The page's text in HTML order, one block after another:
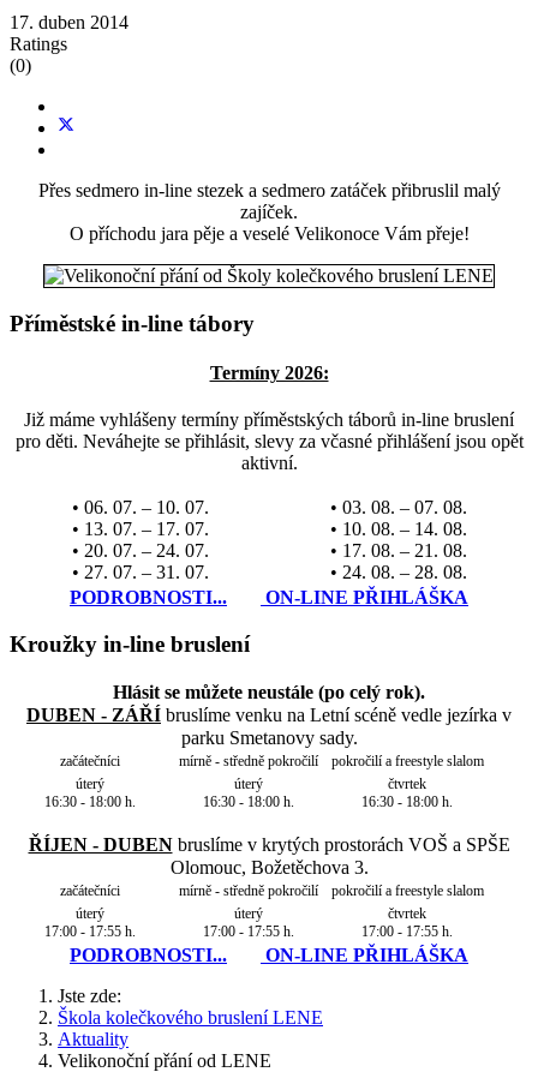
17. duben 2014
Ratings
(0)
Přes sedmero in-line stezek a sedmero zatáček přibruslil malý
zajíček.
O příchodu jara pěje a veselé Velikonoce Vám přeje!
Příměstské in-line tábory
Termíny 2026:
Již máme vyhlášeny termíny příměstských táborů in-line bruslení
pro děti. Neváhejte se přihlásit, slevy za včasné přihlášení jsou opět
aktivní.
• 06. 07. – 10. 07.
• 13. 07. – 17. 07.
• 20. 07. – 24. 07.
• 27. 07. – 31. 07.
• 03. 08. – 07. 08.
• 10. 08. – 14. 08.
• 17. 08. – 21. 08.
• 24. 08. – 28. 08.
PODROBNOSTI...
ON-LINE PŘIHLÁŠKA
Kroužky in-line bruslení
Hlásit se můžete neustále (po celý rok).
DUBEN - ZÁŘÍ bruslíme venku na Letní scéně vedle jezírka v
parku Smetanovy sady.
začátečníci mírně - středně pokročilí
pokročilí a freestyle slalom
úterý
16:30 - 18:00 h.
úterý
16:30 - 18:00 h.
čtvrtek
16:30 - 18:00 h.
ŘÍJEN - DUBENbruslíme v krytých prostorách VOŠ a SPŠE
Olomouc, Božetěchova 3.
začátečníci mírně - středně pokročilí
pokročilí a freestyle slalom
úterý
17:00 - 17:55 h.
úterý
17:00 - 17:55 h.
čtvrtek
17:00 - 17:55 h.
PODROBNOSTI...
ON-LINE PŘIHLÁŠKA
Jste zde:
Škola kolečkového bruslení LENE
Aktuality
Velikonoční přání od LENE